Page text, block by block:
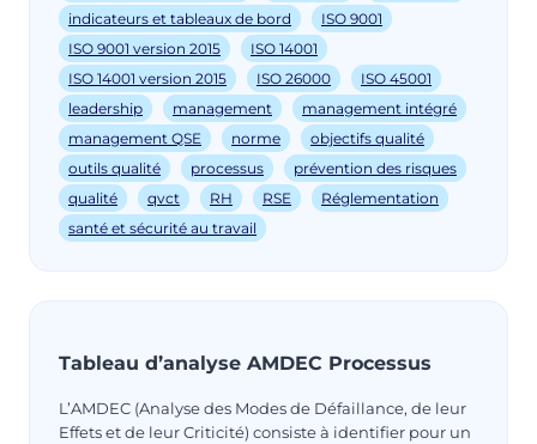
indicateurs et tableaux de bord
ISO 9001
ISO 9001 version 2015
ISO 14001
ISO 14001 version 2015
ISO 26000
ISO 45001
leadership
management
management intégré
management QSE
norme
objectifs qualité
outils qualité
processus
prévention des risques
qualité
qvct RH RSE
Réglementation
santé et sécurité au travail
Tableau d’analyse AMDEC Processus
L’AMDEC (Analyse des Modes de Défaillance, de leur
Effets et de leur Criticité) consiste à identifier pour un